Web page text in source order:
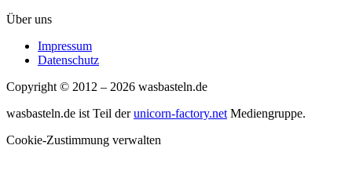
Über uns
Impressum
Datenschutz
Copyright © 2012 – 2026 wasbasteln.de
wasbasteln.de ist Teil derunicorn-factory.net Mediengruppe.
Cookie-Zustimmung verwalten